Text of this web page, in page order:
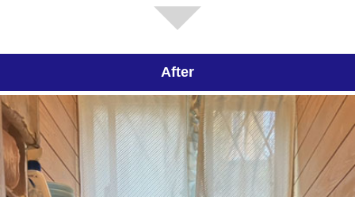
After